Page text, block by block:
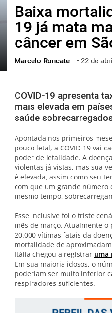
한국어
العربية
ไทย
ქართული
Baixa
19 já mata
câncer em
Marcelo Roncate • 22 de
COVID-19 apresenta
mais elevada em
saúde sobrecarregados
Apontada nos primeiros
pouco letal, a COVID-19 vai
poder de letalidade. A
violentas já vistas, mas sua
é elevada, assim como seu
com que um grande número
mesmo tempo,
Esse inclusive foi o triste
mês de março. Atualmente o
20.000 vítimas fatais da
mortalidade de
Itália chegou a registrar uma
Em sua maioria idosos, o
poderiam ser muito inferior
respiradores suficientes.